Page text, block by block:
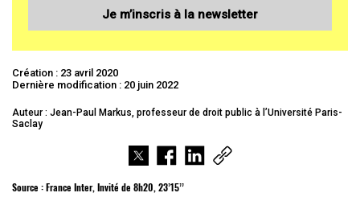
Je m’inscris à la newsletter
Création : 23 avril 2020
Dernière modification : 20 juin 2022
Auteur : Jean-Paul Markus, professeur de droit public à l’Université Paris-
Saclay
Source :France Inter, Invité de 8h20, 23’15’’